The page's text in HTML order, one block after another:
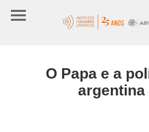
O Papa e a
argentina